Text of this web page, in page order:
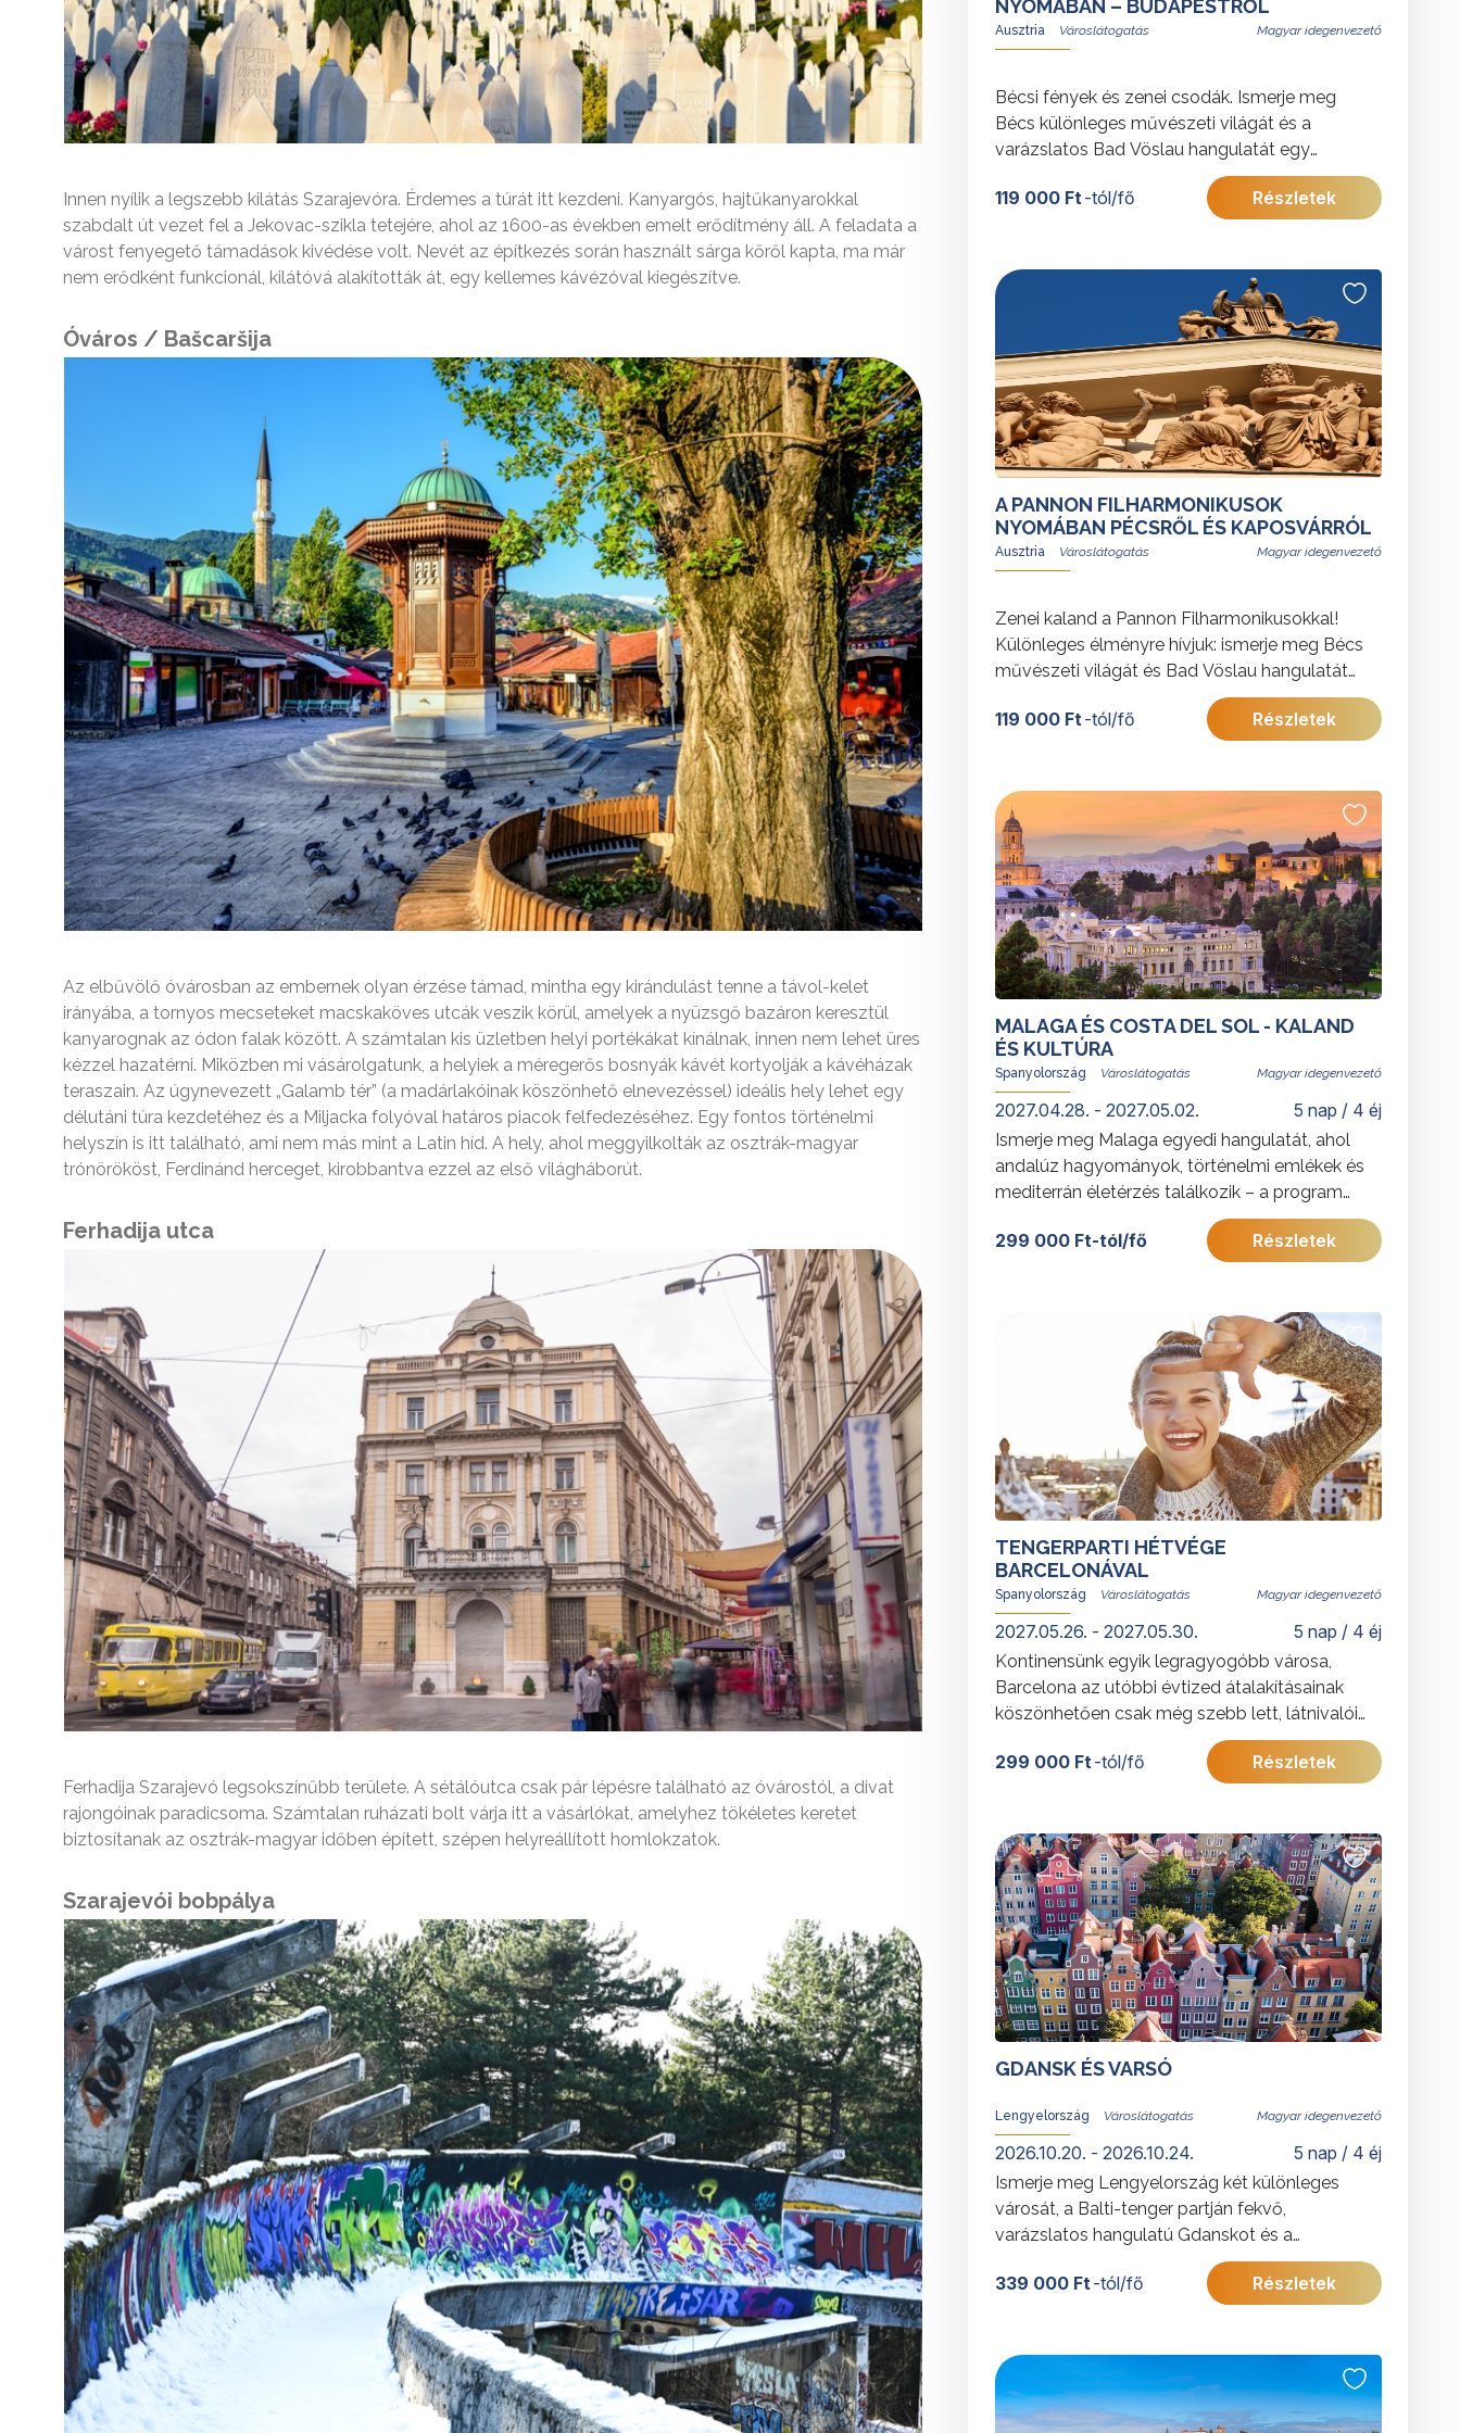
Innen nyílik a legszebb kilátás Szarajevóra. Érdemes a túrát itt kezdeni. Kanyargós, hajtűkanyarokkal
szabdalt út vezet fel a Jekovac-szikla tetejére, ahol az 1600-as években emelt erődítmény áll. A feladata a
várost fenyegető támadások kivédése volt. Nevét az építkezés során használt sárga kőről kapta, ma már
nem erődként funkcionál, kilátóvá alakították át, egy kellemes kávézóval kiegészítve.
Óváros / Bašcaršija
Az elbűvölő óvárosban az embernek olyan érzése támad, mintha egy kirándulást tenne a távol-kelet
irányába, a tornyos mecseteket macskaköves utcák veszik körül, amelyek a nyüzsgő bazáron keresztül
kanyarognak az ódon falak között. A számtalan kis üzletben helyi portékákat kínálnak, innen nem lehet üres
kézzel hazatérni. Miközben mi vásárolgatunk, a helyiek a méregerős bosnyák kávét kortyolják a kávéházak
teraszain. Az úgynevezett „Galamb tér” (a madárlakóinak köszönhető elnevezéssel) ideális hely lehet egy
délutáni túra kezdetéhez és a Miljacka folyóval határos piacok felfedezéséhez. Egy fontos történelmi
helyszín is itt található, ami nem más mint a Latin híd. A hely, ahol meggyilkolták az osztrák-magyar
trónörököst, Ferdinánd herceget, kirobbantva ezzel az első világháborút.
Ferhadija utca
Ferhadija Szarajevó legsokszínűbb területe. A sétálóutca csak pár lépésre található az óvárostól, a divat
rajongóinak paradicsoma. Számtalan ruházati bolt várja itt a vásárlókat, amelyhez tökéletes keretet
biztosítanak az osztrák-magyar időben épített, szépen helyreállított homlokzatok.
Szarajevói bobpálya
NYOMÁBAN – BUDAPESTRŐL
Ausztria Magyar idegenvezető
Bécsi fények és zenei csodák. Ismerje meg
Bécs különleges művészeti világát és a
varázslatos Bad Vöslau hangulatát egy
tartalmas, élményekben gazdag utazás során.
A programot exkluzív zenei élmények teszik
között.
További érdekességekért Ausztriáról kattintson
119 000 Ft-tól/fő Részletek
A PANNON FILHARMONIKUSOK
NYOMÁBAN PÉCSRŐL ÉS KAPOSVÁRRÓL
Ausztria Magyar idegenvezető
Zenei kaland a Pannon Filharmonikusokkal!
Különleges élményre hívjuk: ismerje meg Bécs
művészeti világát és Bad Vöslau hangulatát
egy tartalmas utazás során. A programot
koncert a Musikvereinben és orgonazene a
ide
119 000 Ft-tól/fő Részletek
MALAGA ÉS COSTA DEL SOL - KALAND
ÉS KULTÚRA
Spanyolország Magyar idegenvezető
2027.04.28. - 2027.05.02. 5 nap / 4 éj
Ismerje meg Malaga egyedi hangulatát, ahol
andalúz hagyományok, történelmi emlékek és
mediterrán életérzés találkozik – a program
ikonikus látnivalókat, fakultatív kirándulásokat
és tengerparti pihenést is kínál. A
További érdekességekért Spanyolországról
299 000 Ft-tól/fő Részletek
TENGERPARTI HÉTVÉGE
BARCELONÁVAL
Spanyolország Magyar idegenvezető
2027.05.26. - 2027.05.30. 5 nap / 4 éj
Kontinensünk egyik legragyogóbb városa,
Barcelona az utóbbi évtized átalakításainak
köszönhetően csak még szebb lett, látnivalói
megszámlálhatatlanok. Calella-ban lévő
szálloda ideális kiindulópont Barcelona
kellemes fáradalmai.
További érdekességekért Spanyolországról
kattintson ide.
299 000 Ft-tól/fő Részletek
GDANSK ÉS VARSÓ
Lengyelország Magyar idegenvezető
2026.10.20. - 2026.10.24. 5 nap / 4 éj
Ismerje meg Lengyelország két különleges
városát, a Balti-tenger partján fekvő,
varázslatos hangulatú Gdanskot és a
történelem viharaiból újjászületett fővárost,
Varsót! Barangoljon Gdansk macskaköves
történelmi örökségében.
További érdekességekért Lengyelországról
kattintson ide.
339 000 Ft-tól/fő Részletek